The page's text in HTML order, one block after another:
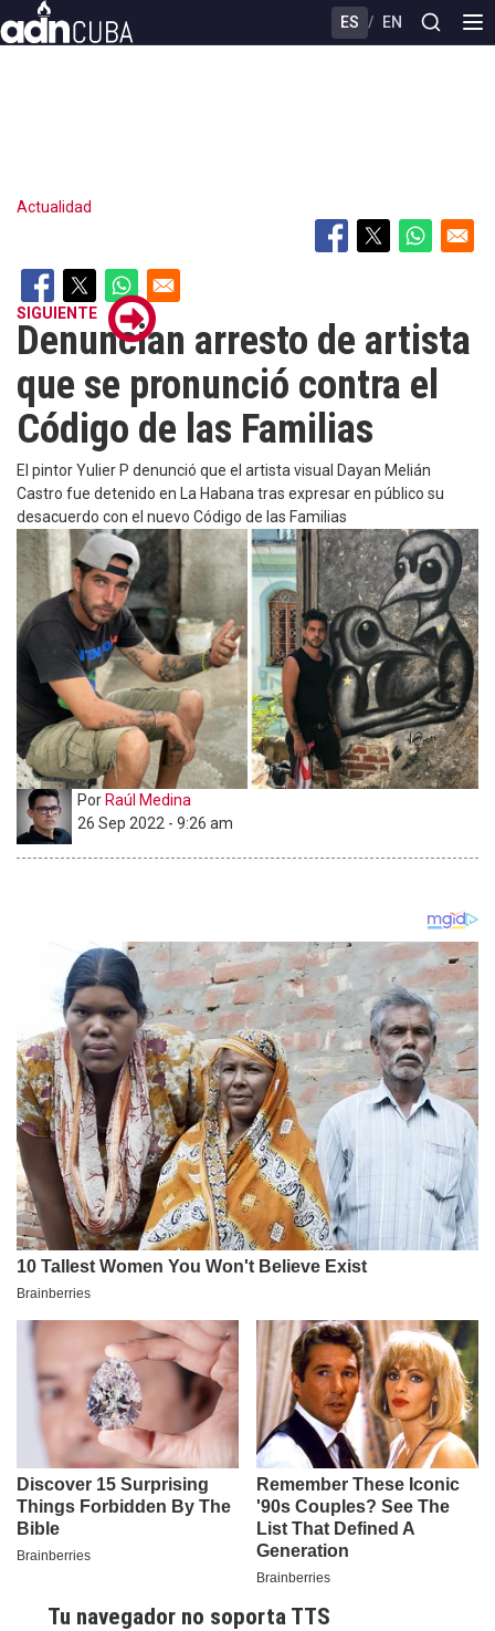
to
ES / EN
Actualidad
SIGUIENTE
Denuncian arresto de artista
que se pronunció contra el
Código de las Familias
El pintor Yulier P denunció que el artista visual Dayan Melián
Castro fue detenido en La Habana tras expresar en público su
desacuerdo con el nuevo Código de las Familias
Por Raúl Medina
26 Sep 2022 - 9:26 am
Tu navegador no soporta TTS